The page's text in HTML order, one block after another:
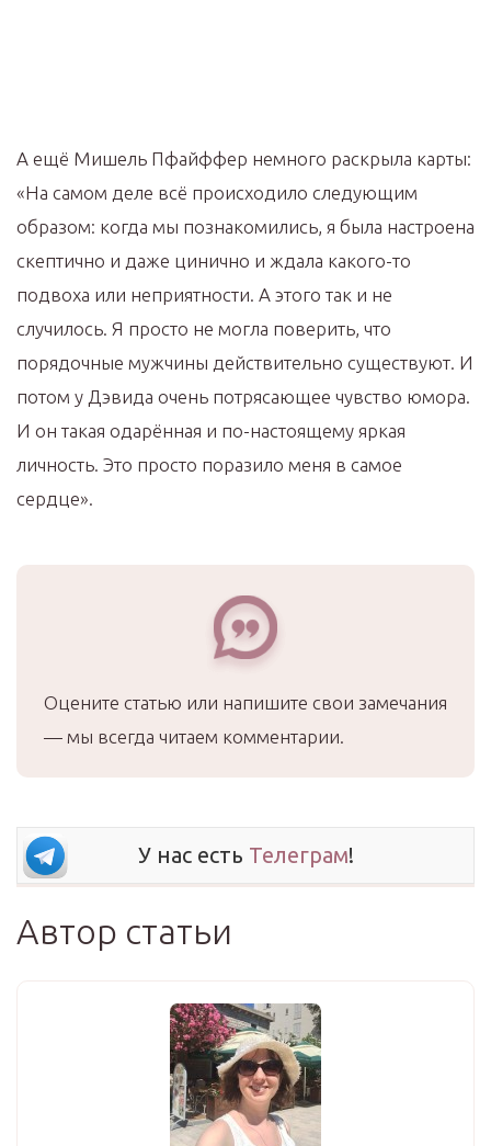
А ещё Мишель Пфайффер немного раскрыла карты:
«На самом деле всё происходило следующим
образом: когда мы познакомились, я была настроена
скептично и даже цинично и ждала какого-то
подвоха или неприятности. А этого так и не
случилось. Я просто не могла поверить, что
порядочные мужчины действительно существуют. И
потом у Дэвида очень потрясающее чувство юмора.
И он такая одарённая и по-настоящему яркая
личность. Это просто поразило меня в самое
сердце».
Оцените статью или напишите свои замечания
— мы всегда читаем комментарии.
У нас есть Телеграм!
Автор статьи